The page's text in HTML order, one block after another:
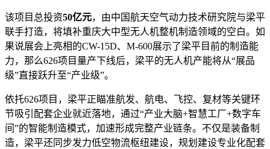
该项目总投资50亿元，由中国航天空气动力技术研究院与梁平
联手打造，将填补重庆大中型无人机整机制造领域的空白。如
果说展会上亮相的CW-15D、M-600展示了梁平目前的制造能
力，那么626项目量产下线后，梁平的无人机产能将从“展品
级”直接跃升至“产业级”。
依托626项目，梁平正瞄准航发、航电、飞控、复材等关键环
节吸引配套企业就近落地，通过“产业大脑+智慧工厂+数字车
间”的智能制造模式，加速形成完整产业链条。不仅是装备制
造，梁平还同步发力低空物流枢纽建设，规划建设专业化配套